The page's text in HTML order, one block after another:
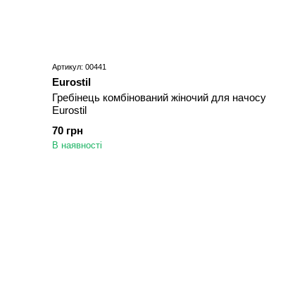
Артикул: 00441
Eurostil
Гребінець комбінований жіночий для начосу
Eurostil
70 грн
В наявності